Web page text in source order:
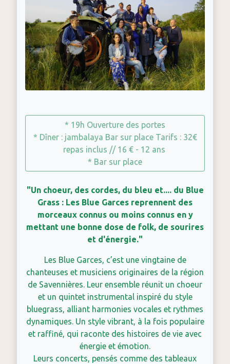
* 19h Ouverture des portes
* Dîner : jambalaya Bar sur place Tarifs : 32€
repas inclus // 16 € - 12 ans
* Bar sur place
"Un choeur, des cordes, du bleu et.... du Blue
Grass : Les Blue Garces reprennent des
morceaux connus ou moins connus en y
mettant une bonne dose de folk, de sourires
et d'énergie."
Les Blue Garces, c’est une vingtaine de
chanteuses et musiciens originaires de la région
de Savennières. Leur ensemble réunit un choeur
et un quintet instrumental inspiré du style
bluegrass, alliant harmonies vocales et rythmes
dynamiques. Un style vibrant, à la fois populaire
et raffiné, qui raconte des histoires de vie avec
énergie et émotion.
Leurs concerts, pensés comme des tableaux